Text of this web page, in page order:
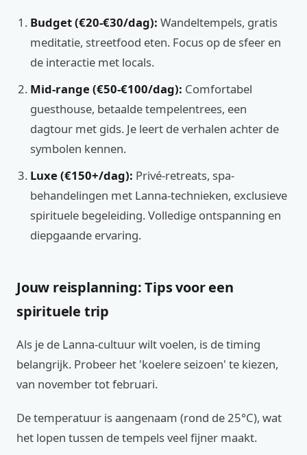
Budget (€20-€30/dag): Wandeltempels, gratis
meditatie, streetfood eten. Focus op de sfeer en
de interactie met locals.
Mid-range (€50-€100/dag): Comfortabel
guesthouse, betaalde tempelentrees, een
dagtour met gids. Je leert de verhalen achter de
symbolen kennen.
Luxe (€150+/dag): Privé-retreats, spa-
behandelingen met Lanna-technieken, exclusieve
spirituele begeleiding. Volledige ontspanning en
diepgaande ervaring.
Jouw reisplanning: Tips voor een
spirituele trip
Als je de Lanna-cultuur wilt voelen, is de timing
belangrijk. Probeer het 'koelere seizoen' te kiezen,
van november tot februari.
De temperatuur is aangenaam (rond de 25°C), wat
het lopen tussen de tempels veel fijner maakt.